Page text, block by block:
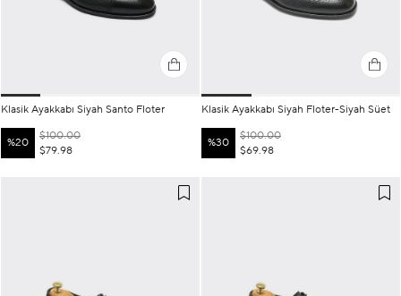
Klasik Ayakkabı Siyah Santo Floter
%20
$79.98
$100.00
Klasik Ayakkabı Siyah Floter-Siyah Süet
%30
$69.98
$100.00